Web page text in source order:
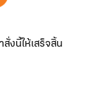
งนี้ให้เสร็จสิ้น